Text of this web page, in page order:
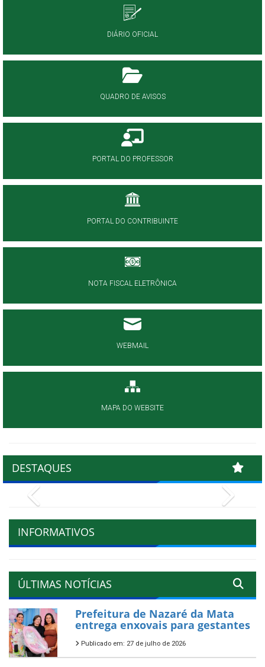
DIÁRIO OFICIAL
QUADRO DE AVISOS
PORTAL DO PROFESSOR
PORTAL DO CONTRIBUINTE
NOTA FISCAL ELETRÔNICA
WEBMAIL
MAPA DO WEBSITE
DESTAQUES
INFORMATIVOS
ÚLTIMAS NOTÍCIAS
Prefeitura de Nazaré da Mata
entrega enxovais para gestantes
Publicado em: 27 de julho de 2026